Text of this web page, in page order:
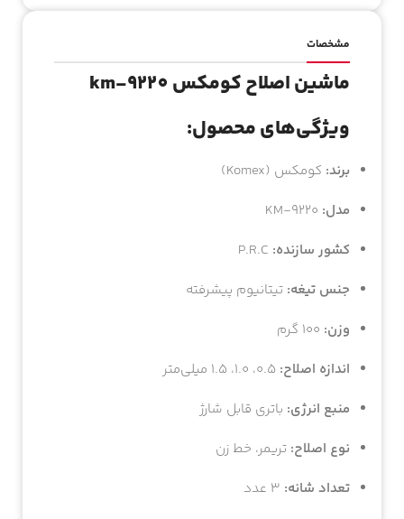
مشخصات
ماشین اصلاح کومکس km-9220
ویژگی‌های محصول:
برند: کومکس (Komex)
مدل:
کشور سازنده:
جنس تیغه: تیتانیوم پیشرفته
وزن:
اندازه اصلاح:
منبع انرژی: باتری قابل شارژ
نوع اصلاح: تریمر، خط زن
تعداد شانه: